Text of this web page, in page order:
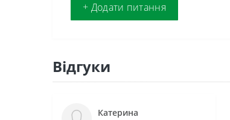
+ Додати питання
Відгуки
Катерина